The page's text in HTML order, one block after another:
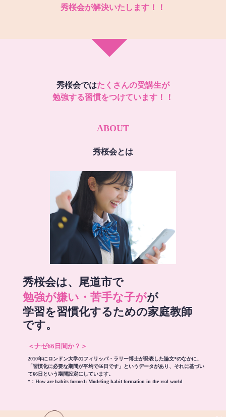
秀桜会が解決いたします！！
秀桜会ではたくさんの受講生が
勉強する習慣をつけています！！
ABOUT
秀桜会とは
秀桜会は、尾道市で
勉強が嫌い・苦手な子がが
学習を習慣化するための家庭教師
です。
＜ナゼ66日間か？＞
2010年にロンドン大学のフィリッパ・ラリー博士が発表した論文*のなかに、
「習慣化に必要な期間が平均で66日です」というデータがあり、それに基づい
て66日という期間設定にしています。
*： How are habits formed: Modeling habit formation in the real world